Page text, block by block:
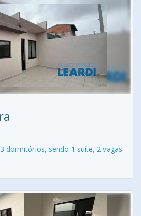
dormitórios, sendo 1 suíte, 2 vagas.